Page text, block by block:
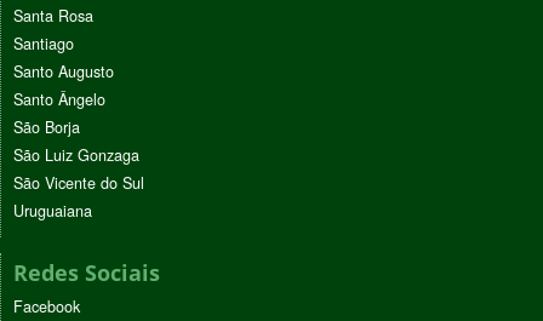
Santa Rosa
Santiago
Santo Augusto
Santo Ângelo
São Borja
São Luiz Gonzaga
São Vicente do Sul
Uruguaiana
Redes Sociais
Facebook